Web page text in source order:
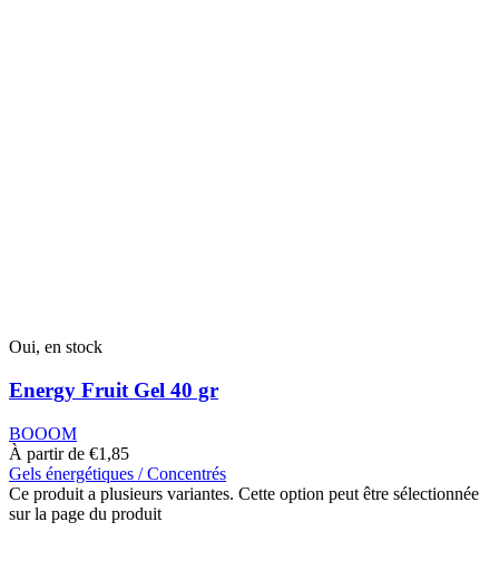
Oui, en stock
Energy Fruit Gel 40 gr
BOOOM
À partir de €1,85
Gels énergétiques / Concentrés
Ce produit a plusieurs variantes. Cette option peut être sélectionnée
sur la page du produit